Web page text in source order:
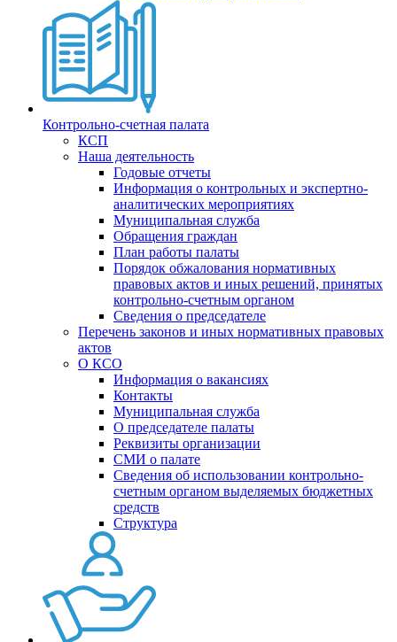
Контрольно-счетная палата
КСП
Наша деятельность
Годовые отчеты
Информация о контрольных и экспертно-
аналитических мероприятиях
Муниципальная служба
Обращения граждан
План работы палаты
Порядок обжалования нормативных
правовых актов и иных решений, принятых
контрольно-счетным органом
Сведения о председателе
Перечень законов и иных нормативных правовых
актов
О КСО
Информация о вакансиях
Контакты
Муниципальная служба
О председателе палаты
Реквизиты организации
СМИ о палате
Сведения об использовании контрольно-
счетным органом выделяемых бюджетных
средств
Структура